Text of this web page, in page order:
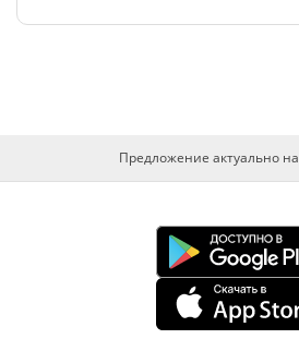
Предложение актуально на